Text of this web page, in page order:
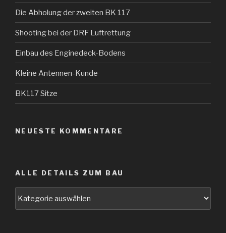
Die Abholung der zweiten BK 117
Shooting bei der DRF Luftrettung
Einbau des Enginedeck-Bodens
Kleine Antennen-Kunde
BK117 Sitze
NEUESTE KOMMENTARE
ALLE DETAILS ZUM BAU
Details